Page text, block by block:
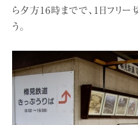
ら夕方16時までで、1日フリ
う。